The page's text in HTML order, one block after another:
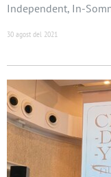
Independent, In-
30 agost del 2021